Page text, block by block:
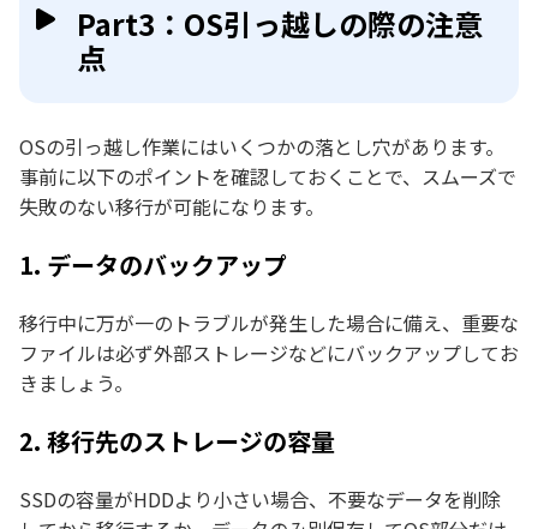
Part3：OS引っ越しの際の注意
点
OSの引っ越し作業にはいくつかの落とし穴があります。
事前に以下のポイントを確認しておくことで、スムーズで
失敗のない移行が可能になります。
1. データのバックアップ
移行中に万が一のトラブルが発生した場合に備え、重要な
ファイルは必ず外部ストレージなどにバックアップしてお
きましょう。
2. 移行先のストレージの容量
SSDの容量がHDDより小さい場合、不要なデータを削除